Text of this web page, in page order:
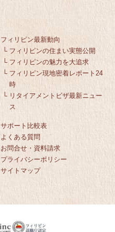
フィリピン最新動向
└ フィリピンの住まい実態公開
└ フィリピンの魅力を大追求
└ フィリピン現地密着レポート24
時
└ リタイアメントビザ最新ニュー
ス
サポート比較表
よくある質問
お問合せ・資料請求
プライバシーポリシー
サイトマップ